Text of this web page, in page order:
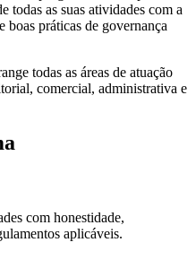
todas as suas atividades com a
boas práticas de governança
todas as áreas de atuação
comercial, administrativa e
com honestidade,
aplicáveis.